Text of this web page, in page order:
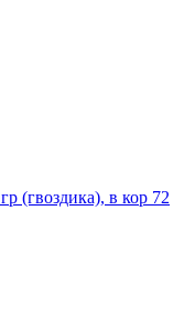
(гвоздика), в кор 72